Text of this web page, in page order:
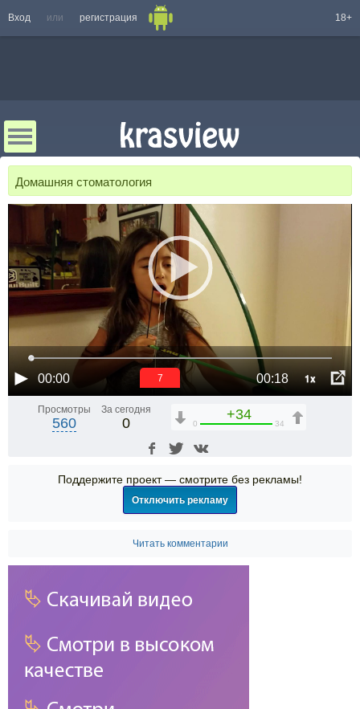
Вход или регистрация 18+
Домашняя стоматология
00:00 00:18 1x
6
Просмотры
560
За сегодня
0
+34
0 34
Поддержите проект — смотрите без рекламы!
Отключить рекламу
Читать комментарии